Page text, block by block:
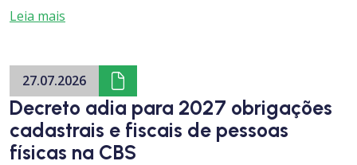
Leia mais
27.07.2026
Decreto adia para 2027 obrigações
cadastrais e fiscais de pessoas
físicas na CBS